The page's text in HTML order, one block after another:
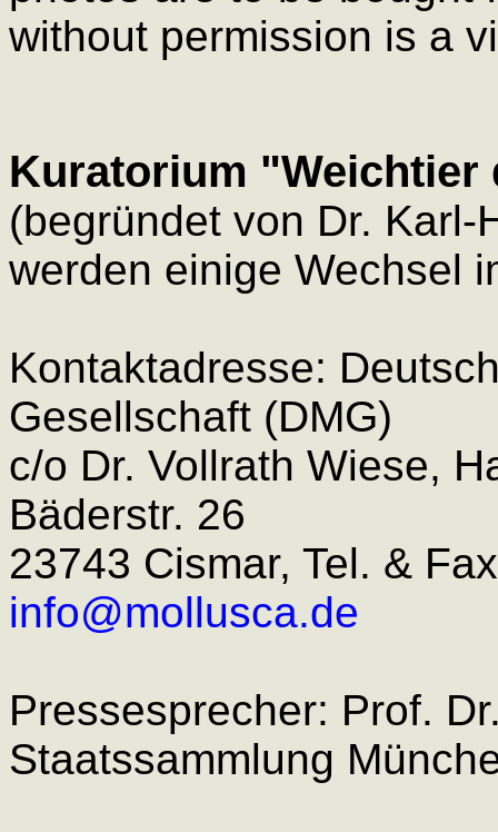
without permission is a
Kuratorium "Weichtier
(begründet von Dr.
werden einige Wechsel
Kontaktadresse:
Gesellschaft (DMG)
c/o Dr. Vollrath Wiese,
Bäderstr. 26
23743 Cismar, Tel. &
info@mollusca.de
Pressesprecher: Prof.
Staatssammlung